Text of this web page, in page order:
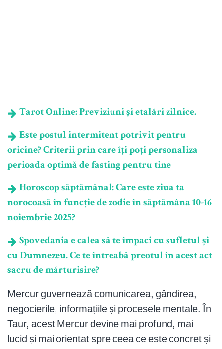
Tarot Online: Previziuni și etalări zilnice.
Este postul intermitent potrivit pentru
oricine? Criterii prin care îți poți personaliza
perioada optimă de fasting pentru tine
Horoscop săptămânal: Care este ziua ta
norocoasă în funcție de zodie în săptămâna 10-16
noiembrie 2025?
Spovedania e calea să te împaci cu sufletul și
cu Dumnezeu. Ce te întreabă preotul în acest act
sacru de mărturisire?
Mercur guvernează comunicarea, gândirea,
negocierile, informațiile și procesele mentale. În
Taur, acest Mercur devine mai profund, mai
lucid și mai orientat spre ceea ce este concret și